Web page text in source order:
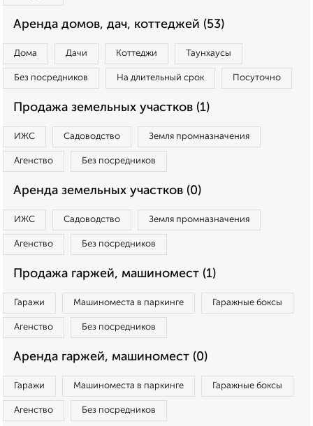
Аренда домов, дач, коттеджей (53)
Дома Дачи Коттеджи Таунхаусы
Без посредников На длительный срок Посуточно
Продажа земельных участков (1)
ИЖС Садоводство Земля промназначения
Агенство Без посредников
Аренда земельных участков (0)
ИЖС Садоводство Земля промназначения
Агенство Без посредников
Продажа гаржей, машиномест (1)
Гаражи Машиноместа в паркинге Гаражные боксы
Агенство Без посредников
Аренда гаржей, машиномест (0)
Гаражи Машиноместа в паркинге Гаражные боксы
Агенство Без посредников